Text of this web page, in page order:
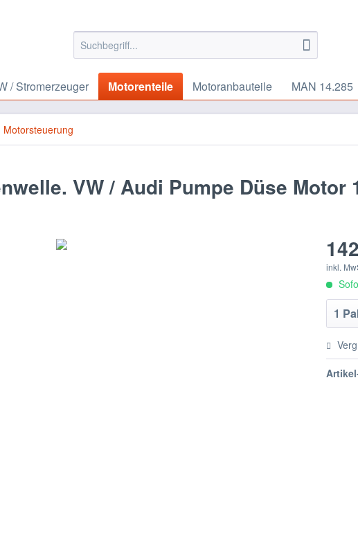
/ Stromerzeuger Motorenteile Motoranbauteile MAN 14.285
Motorsteuerung
VW / Audi Pumpe Düse Motor
inkl.